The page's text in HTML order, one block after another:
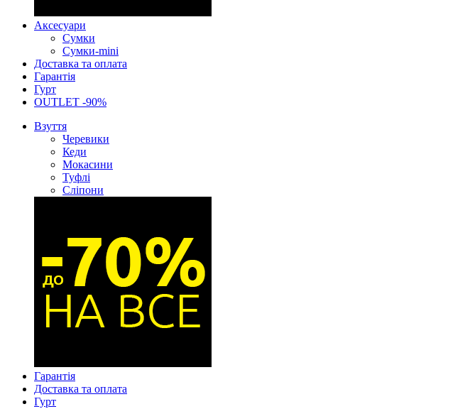
Аксесуари
Сумки
Сумки-mini
Доставка та оплата
Гарантія
Гурт
OUTLET -90%
Взуття
Черевики
Кеди
Мокасини
Туфлі
Сліпони
Гарантія
Доставка та оплата
Гурт